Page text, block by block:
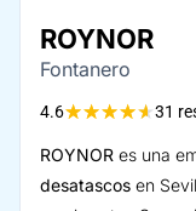
ROYNOR
Fontanero
4.6★★★★★31
ROYNOR es una
desatascos en